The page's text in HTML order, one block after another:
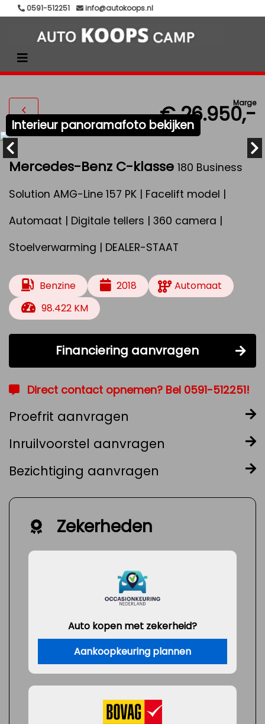
0591-512251 info@autokoops.nl
Marge
€ 26.950,-
Interieur panoramafoto bekijken
Mercedes-Benz C-klasse 180 Business
Solution AMG-Line 157 PK | Facelift model |
Automaat | Digitale tellers | 360 camera |
Stoelverwarming | DEALER-STAAT
Benzine 2018
Automaat
98.422 KM
Financiering aanvragen
Direct contact opnemen? Bel 0591-512251!
Proefrit aanvragen
Inruilvoorstel aanvragen
Bezichtiging aanvragen
Zekerheden
Auto kopen met zekerheid?
Aankoopkeuring plannen